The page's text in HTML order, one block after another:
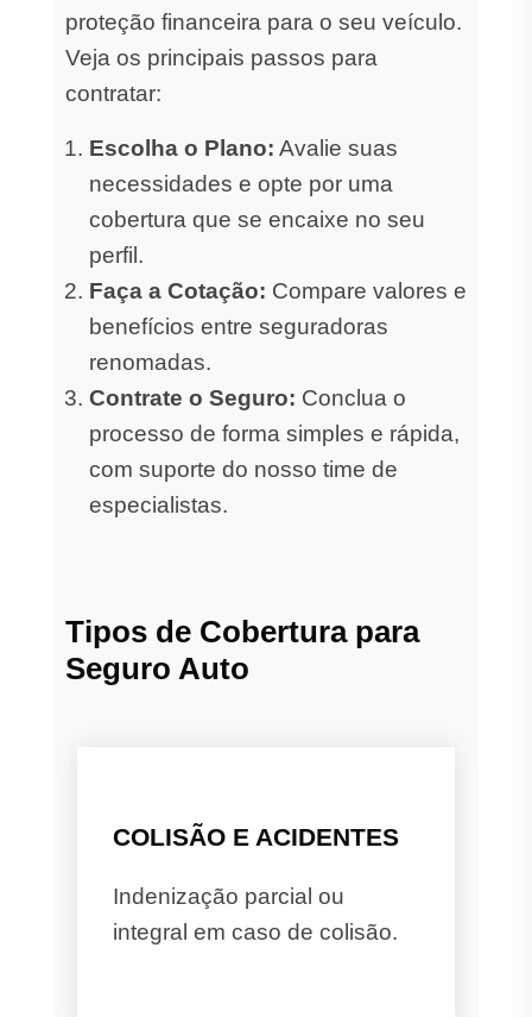
proteção financeira para o seu veículo.
Veja os principais passos para
contratar:
Escolha o Plano: Avalie suas
necessidades e opte por uma
cobertura que se encaixe no seu
perfil.
Faça a Cotação: Compare valores e
benefícios entre seguradoras
renomadas.
Contrate o Seguro: Conclua o
processo de forma simples e rápida,
com suporte do nosso time de
especialistas.
Tipos de Cobertura para
Seguro Auto
COLISÃO E ACIDENTES
Indenização parcial ou
integral em caso de colisão.